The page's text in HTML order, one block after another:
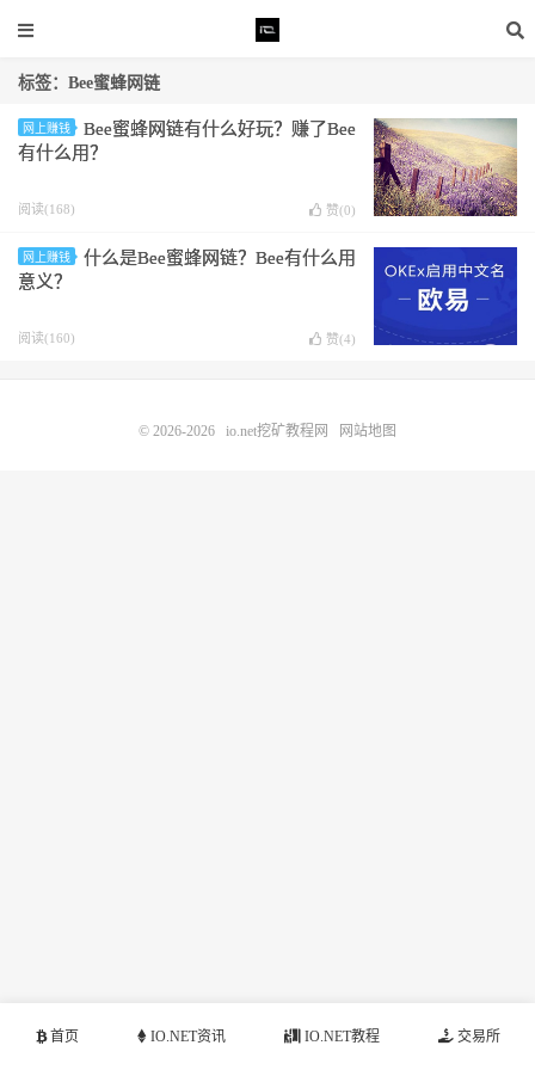
标签：Bee蜜蜂网链
网上赚钱
Bee蜜蜂网链有什么好玩？赚了Bee
有什么用？
阅读(168) 赞(0)
网上赚钱
什么是Bee蜜蜂网链？Bee有什么用
意义？
阅读(160) 赞(4)
首页 IO.NET资讯 IO.NET教程 交易所
© 2026-2026 io.net挖矿教程网 网站地图